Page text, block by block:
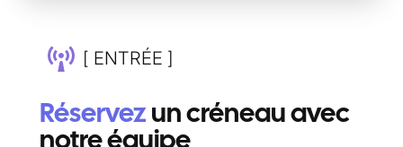
[ ENTRÉE ]
Réservez un créneau avec
notre équipe